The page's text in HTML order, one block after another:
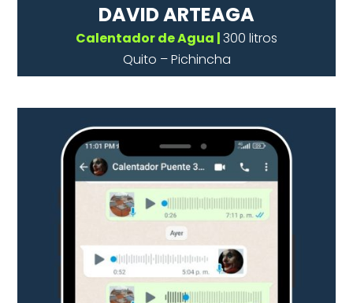
DAVID ARTEAGA
Calentador de Agua |300 litros
Quito – Pichincha